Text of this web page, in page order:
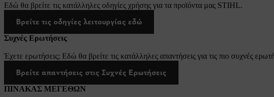
Εδώ θα βρείτε τις κατάλληλες οδηγίες χρήσης για τα προϊόντα μας STIHL.
Βρείτε τις οδηγίες λειτουργίας εδώ
Συχνές Ερωτήσεις
Έχετε ερωτήσεις; Εδώ θα βρείτε τις κατάλληλες απαντήσεις για τις πιο συχνές
Βρείτε απαντήσεις στις Συχνές Ερωτήσεις
ΠΙΝΑΚΑΣ ΜΕΓΕΘΩΝ